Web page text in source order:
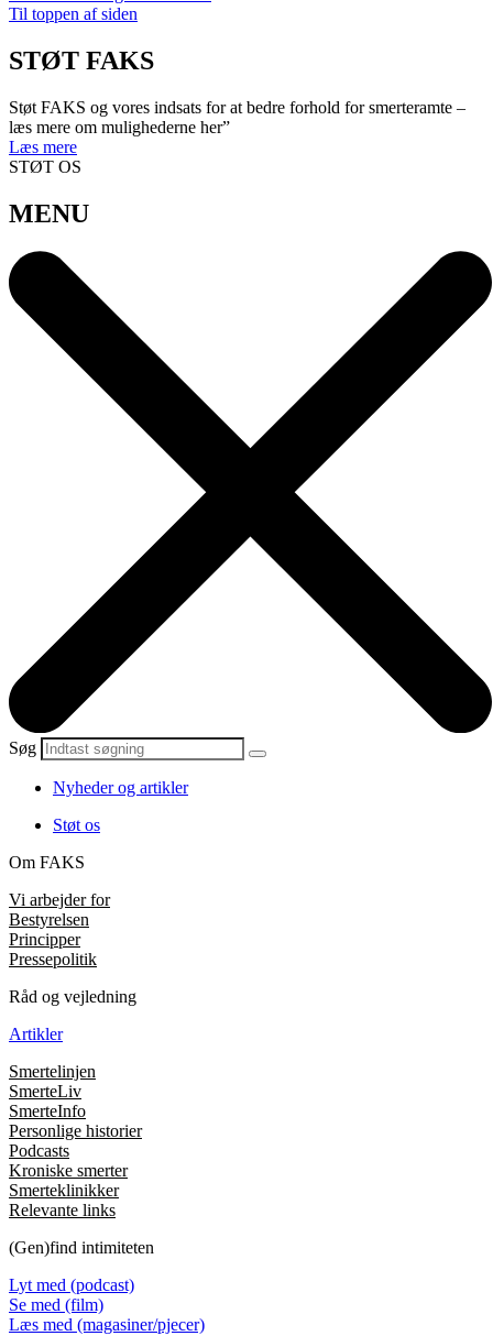
Til toppen af siden
STØT FAKS
Støt FAKS og vores indsats for at bedre forhold for smerteramte –
læs mere om mulighederne her”
Læs mere
STØT OS
MENU
Søg
Nyheder og artikler
Støt os
Om FAKS
Vi arbejder for
Bestyrelsen
Principper
Pressepolitik
Råd og vejledning
Artikler
Smertelinjen
SmerteLiv
SmerteInfo
Personlige historier
Podcasts
Kroniske smerter
Smerteklinikker
Relevante links
(Gen)find intimiteten
Lyt med (podcast)
Se med (film)
Læs med (magasiner/pjecer)